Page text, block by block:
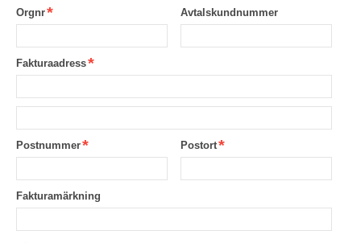
Orgnr Avtalskundnummer
Fakturaadress
Postnummer Postort
Fakturamärkning